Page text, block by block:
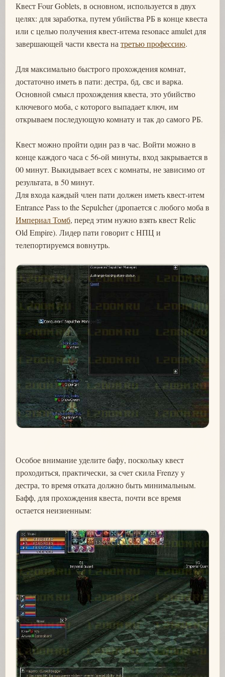
Квест Four Goblets, в основном, используется в двух
целях: для заработка, путем убийства РБ в конце квеста
или с целью получения квест-итема resonace amulet для
завершающей части квеста на третью профессию.
Для максимально быстрого прохождения комнат,
достаточно иметь в пати: дестра, бд, свс и варка.
Основной смысл прохождения квеста, это убийство
ключевого моба, c которого выпадает ключ, им
открываем последующую комнату и так до самого РБ.
Квест можно пройти один раз в час. Войти можно в
конце каждого часа с 56-ой минуты, вход закрывается в
00 минут. Выкидывает всех с комнаты, не зависимо от
результата, в 50 минут.
Для входа каждый член пати должен иметь квест-итем
Entrance Pass to the Sepulcher (дропается с любого моба в
Империал Томб, перед этим нужно взять квест Relic
Old Empire). Лидер пати говорит с НПЦ и
телепортируемся вовнутрь.
Особое внимание уделите бафу, поскольку квест
проходиться, практически, за счет скила Frenzy у
дестра, то время отката должно быть минимальным.
Бафф, для прохождения квеста, почти все время
остается неизиенным: